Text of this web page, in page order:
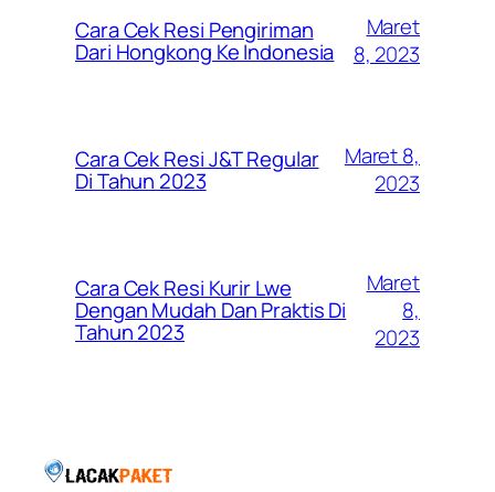
Cara Cek Resi Pengiriman
Dari Hongkong Ke Indonesia
Maret
8, 2023
Cara Cek Resi J&T Regular
Di Tahun 2023
Maret 8,
2023
Cara Cek Resi Kurir Lwe
Dengan Mudah Dan Praktis Di
Tahun 2023
Maret
8,
2023